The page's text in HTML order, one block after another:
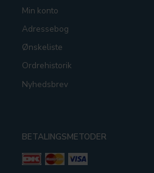
Min konto
Adressebog
Ønskeliste
Ordrehistorik
Nyhedsbrev
BETALINGSMETODER